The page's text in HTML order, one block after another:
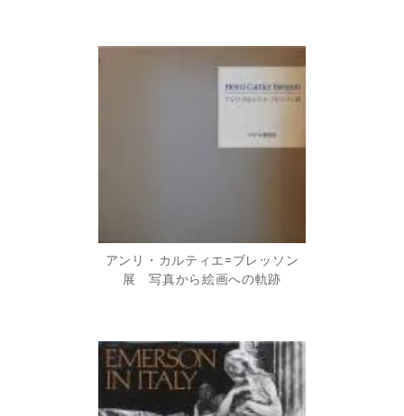
アンリ・カルティエ=ブレッソン
展 写真から絵画への軌跡